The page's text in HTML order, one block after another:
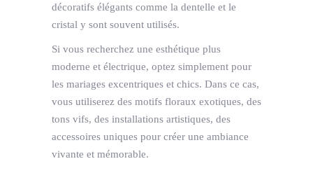
décoratifs élégants comme la dentelle et le
cristal y sont souvent utilisés.
Si vous recherchez une esthétique plus
moderne et électrique, optez simplement pour
les mariages excentriques et chics. Dans ce cas,
vous utiliserez des motifs floraux exotiques, des
tons vifs, des installations artistiques, des
accessoires uniques pour créer une ambiance
vivante et mémorable.